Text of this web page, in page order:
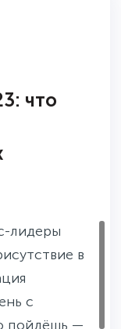
что
лидеры
в
с
пойдёшь —